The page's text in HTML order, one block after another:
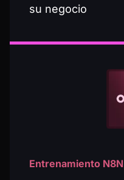
su negocio
Entrenamiento N8N